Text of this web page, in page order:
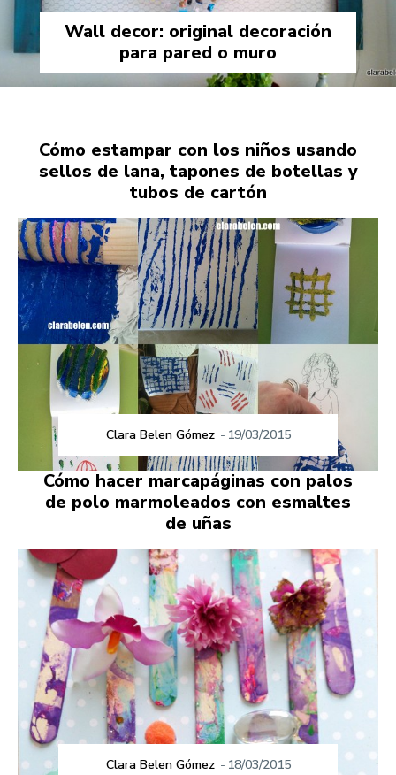
Wall decor: original decoración
para pared o muro
Cómo estampar con los niños usando
sellos de lana, tapones de botellas y
tubos de cartón
Clara Belen Gómez - 19/03/2015
Cómo hacer marcapáginas con palos
de polo marmoleados con esmaltes
de uñas
Clara Belen Gómez - 18/03/2015